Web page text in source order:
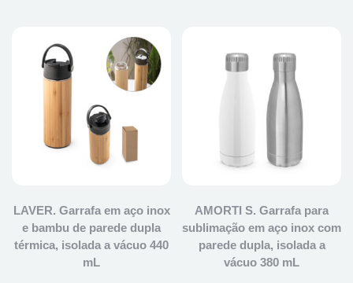
LAVER. Garrafa em aço inox
e bambu de parede dupla
térmica, isolada a vácuo 440
mL
AMORTI S. Garrafa para
sublimação em aço inox com
parede dupla, isolada a
vácuo 380 mL